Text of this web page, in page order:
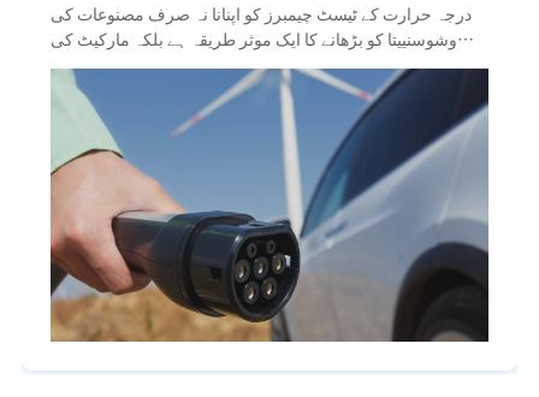
ہے
درجہ حرارت کے ٹیسٹ چیمبرز کو اپنانا نہ صرف مصنوعات کی
وشوسنییتا کو بڑھانے کا ایک موثر طریقہ ہے بلکہ مارکیٹ کی
مسابقت حاصل کرنے میں ایک اسٹریٹجک فائدہ بھی ہے۔